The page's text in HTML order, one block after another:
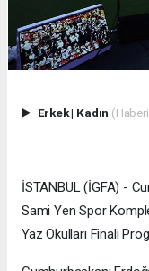
Erkek| Kadın
İSTANBUL (İGFA) -
Sami Yen Spor
Yaz Okulları Finali